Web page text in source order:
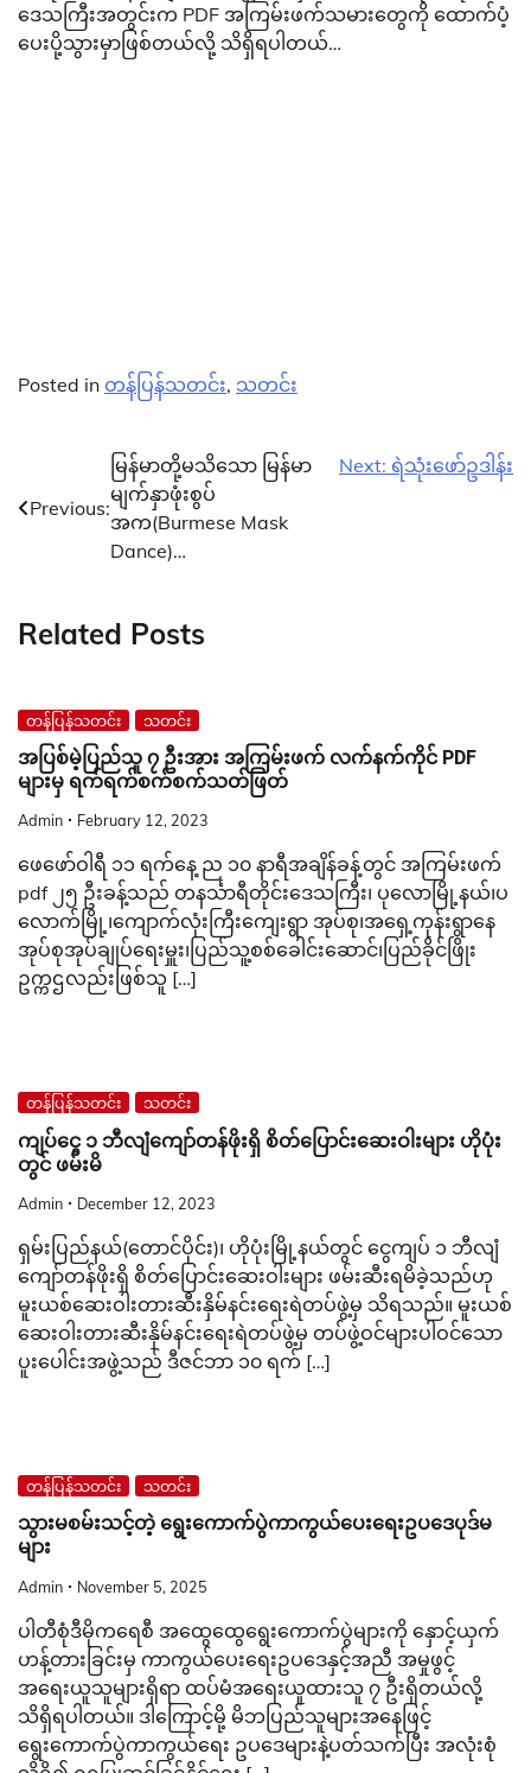
ဒေသကြီးအတွင်းက PDF အကြမ်းဖက်သမားတွေကို ထောက်ပံ့
ပေးပို့သွားမှာဖြစ်တယ်လို့ သိရှိရပါတယ်…
Posted in တန်ပြန်သတင်း, သတင်း
navigation
Previous:
မြန်မာတို့မသိသော မြန်မာ
မျက်နှာဖုံးစွပ်
အက(Burmese Mask
Dance)…
Next: ရဲသုံးဖော်ဥဒါန်း
Related Posts
တန်ပြန်သတင်း သတင်း
အပြစ်မဲ့ပြည်သူ ၇ ဦးအား အကြမ်းဖက် လက်နက်ကိုင် PDF
များမှ ရက်ရက်စက်စက်သတ်ဖြတ်
Admin February 12, 2023
ဖေဖော်ဝါရီ ၁၁ ရက်နေ့ ည ၁၀ နာရီအချိန်ခန့်တွင် အကြမ်းဖက်
pdf ၂၅ ဦးခန့်သည် တနင်္သာရီတိုင်းဒေသကြီး၊ ပုလောမြို့နယ်၊ပ
လောက်မြို့၊ကျောက်လုံးကြီးကျေးရွာ အုပ်စု၊အရှေ့ကုန်းရွာနေ
အုပ်စုအုပ်ချုပ်ရေးမှူး၊ပြည်သူ့စစ်ခေါင်းဆောင်၊ပြည်ခိုင်ဖြိုး
ဥက္ကဌလည်းဖြစ်သူ […]
တန်ပြန်သတင်း သတင်း
ကျပ်ငွေ ၁ ဘီလျံကျော်တန်ဖိုးရှိ စိတ်ပြောင်းဆေးဝါးများ ဟိုပုံး
တွင် ဖမ်းမိ
Admin December 12, 2023
ရှမ်းပြည်နယ်(တောင်ပိုင်း)၊ ဟိုပုံးမြို့နယ်တွင် ငွေကျပ် ၁ ဘီလျံ
ကျော်တန်ဖိုးရှိ စိတ်ပြောင်းဆေးဝါးများ ဖမ်းဆီးရမိခဲ့သည်ဟု
မူးယစ်ဆေးဝါးတားဆီးနှိမ်နင်းရေးရဲတပ်ဖွဲ့မှ သိရသည်။ မူးယစ်
ဆေးဝါးတားဆီးနှိမ်နင်းရေးရဲတပ်ဖွဲ့မှ တပ်ဖွဲ့ဝင်များပါဝင်သော
ပူးပေါင်းအဖွဲ့သည် ဒီဇင်ဘာ ၁၀ ရက် […]
တန်ပြန်သတင်း သတင်း
သွားမစမ်းသင့်တဲ့ ရွေးကောက်ပွဲကာကွယ်ပေးရေးဥပဒေပုဒ်မ
များ
Admin November 5, 2025
ပါတီစုံဒီမိုကရေစီ အထွေထွေရွေးကောက်ပွဲများကို နှောင့်ယှက်
ဟန့်တားခြင်းမှ ကာကွယ်ပေးရေးဥပဒေနှင့်အညီ အမှုဖွင့်
အရေးယူသူများရှိရာ ထပ်မံအရေးယူထားသူ ၇ ဦးရှိတယ်လို့
သိရှိရပါတယ်။ ဒါကြောင့်မို့ မိဘပြည်သူများအနေဖြင့်
ရွေးကောက်ပွဲကာကွယ်ရေး ဥပဒေများနဲ့ပတ်သက်ပြီး အလုံးစုံ